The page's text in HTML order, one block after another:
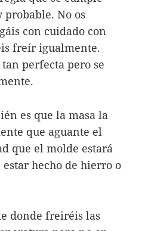
probable. No os
con cuidado con
freír igualmente.
perfecta pero se
es que la masa la
que aguante el
que el molde estará
hecho de hierro o
donde freiréis las